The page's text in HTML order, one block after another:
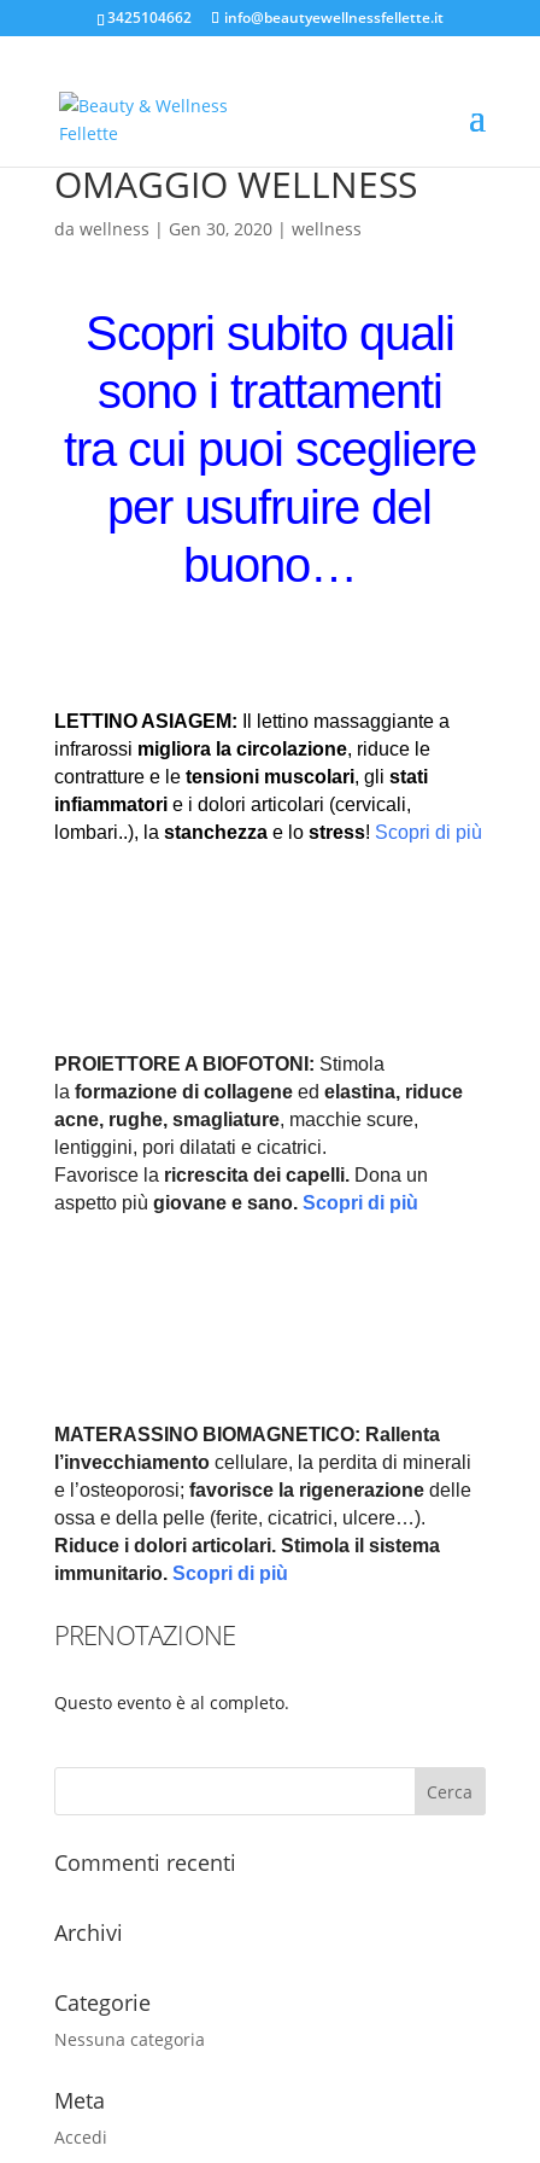
3425104662 info@beautyewellnessfellette.it
OMAGGIO WELLNESS
da wellness | Gen 30, 2020| wellness
Scopri subito quali
sono i trattamenti
tra cui puoi scegliere
per usufruire del
buono…
LETTINO ASIAGEM:
Il lettino massaggiante a
infrarossi migliora la circolazione, riduce le
contratture e le tensioni muscolari, gli stati
infiammatori e i dolori articolari (cervicali,
lombari..), la stanchezzae lo stress! Scopri di più
PROIETTORE A BIOFOTONI: Stimola
la formazione di collagene ed elastina, riduce
acne, rughe, smagliature, macchie scure,
lentiggini, pori dilatati e cicatrici.
Favorisce la ricrescita dei capelli. Dona un
aspetto più giovane e sano. Scopri di più
MATERASSINO BIOMAGNETICO: Rallenta
l’invecchiamentocellulare, la perdita di minerali
e l’osteoporosi; favorisce la rigenerazionedelle
ossa e della pelle (ferite, cicatrici, ulcere…).
Riduce i dolori articolari. Stimola il sistema
immunitario. Scopri di più
PRENOTAZIONE
Questo evento è al completo.
Commenti recenti
Archivi
Categorie
Nessuna categoria
Meta
Accedi